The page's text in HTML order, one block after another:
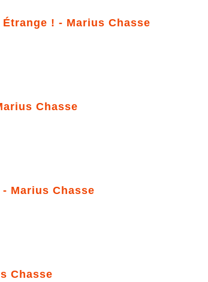
! - Marius Chasse
Chasse
Marius Chasse
Chasse